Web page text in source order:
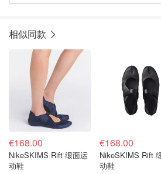
相似同款
€168.00
NikeSKIMS Rift 缎面运
动鞋
€168.00
NikeSKIMS Rift
动鞋